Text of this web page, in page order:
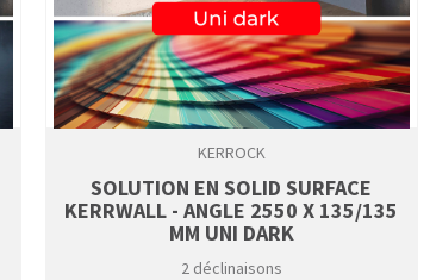
KERROCK
SOLUTION EN SOLID SURFACE
KERRWALL - ANGLE 2550 X 135/135
MM UNI DARK
2 déclinaisons